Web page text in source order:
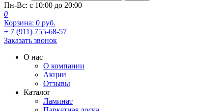
Пн-Вс: с 10:00 до 20:00
0
Корзина: 0 руб.
+ 7 (911) 755-68-57
Заказать звонок
О нас
О компании
Акции
Отзывы
Каталог
Ламинат